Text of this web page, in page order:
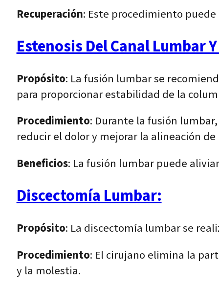
Recuperación: Este procedimiento
Estenosis Del Canal Lumbar
Propósito: La fusión lumbar se
para proporcionar estabilidad de la
Procedimiento: Durante la fusión
reducir el dolor y mejorar la alineación
Beneficios: La fusión lumbar puede
Discectomía Lumbar:
Propósito: La discectomía lumbar se
Procedimiento: El cirujano elimina la
y la molestia.